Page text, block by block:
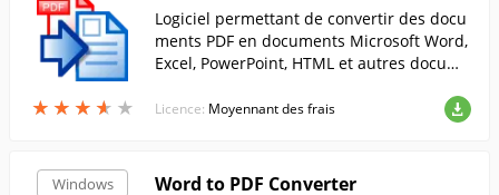
★ ★ ★ ★ ★
★ ★ ★ ★ ★
Logiciel permettant de convertir des docu
ments PDF en documents Microsoft Word,
Excel, PowerPoint, HTML et autres docume
Licence: Moyennant des frais
Windows Word to PDF Converter